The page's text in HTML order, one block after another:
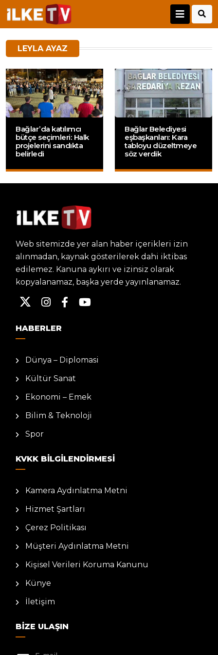
LEYLA AYAZ
Bağlar’da katılımcı
bütçe seçimleri: Halk
projelerini sandıkta
belirledi
Bağlar Belediyesi
eşbaşkanları: Kara
tabloyu düzeltmeye
söz verdik
Web sitemizde yer alan haber içerikleri izin
alınmadan, kaynak gösterilerek dahi iktibas
edilemez. Kanuna aykırı ve izinsiz olarak
kopyalanamaz, başka yerde yayınlanamaz.
HABERLER
Dünya – Diplomasi
Kültür Sanat
Ekonomi – Emek
Bilim & Teknoloji
Spor
KVKK BILGILENDIRMESI
Kamera Aydınlatma Metni
Hizmet Şartları
Çerez Politikası
Müşteri Aydınlatma Metni
Kişisel Verileri Koruma Kanunu
Künye
İletişim
BIZE ULAŞIN